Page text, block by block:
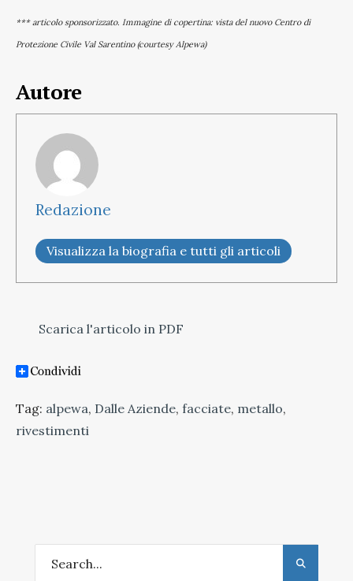
*** articolo sponsorizzato. Immagine di copertina: vista del nuovo Centro di
Protezione Civile Val Sarentino (courtesy Alpewa)
Autore
Redazione
Visualizza la biografia e tutti gli articoli
Scarica l'articolo in PDF
Tag: alpewa, Dalle Aziende, facciate, metallo,
rivestimenti